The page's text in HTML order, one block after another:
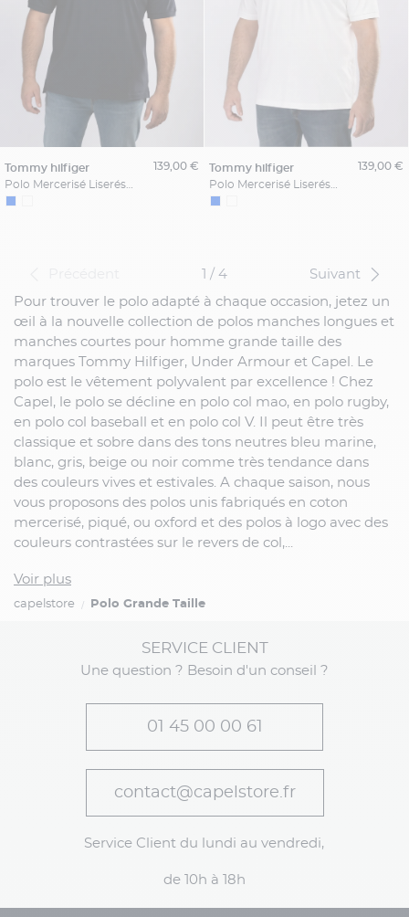
tommy hilfiger
139,00 €
tommy hilfiger
139,00 €
1 / 4
Suivant
Pour trouver le polo adapté à chaque occasion, jetez un
œil à la nouvelle collection de polos manches longues et
manches courtes pour homme grande taille des
marques Tommy Hilfiger, Under Armour et Capel. Le
polo est le vêtement polyvalent par excellence ! Chez
Capel, le polo se décline en polo col mao, en polo rugby,
en polo col baseball et en polo col V. Il peut être très
classique et sobre dans des tons neutres bleu marine,
blanc, gris, beige ou noir comme très tendance dans
des couleurs vives et estivales. A chaque saison, nous
vous proposons des polos unis fabriqués en coton
mercerisé, piqué, ou oxford et des polos à logo avec des
couleurs contrastées sur le revers de col,...
Voir plus
capelstore Polo Grande Taille
SERVICE CLIENT
Une question ? Besoin d'un conseil ?
01 45 00 00 61
contact@capelstore.fr
Service Client du lundi au vendredi,
de 10h à 18h